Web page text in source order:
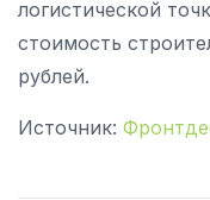
логистической
стоимость
рублей.
Источник: